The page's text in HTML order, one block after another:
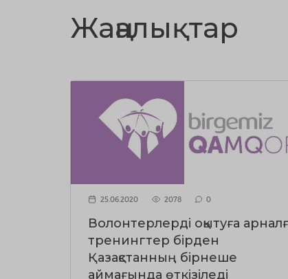
Жаңалықтар
25.06.2020 2078 0
Волонтерлерді оқытуға
тренингтер бірден
Қазақстанның бірнеше
аймағында өткізіледі